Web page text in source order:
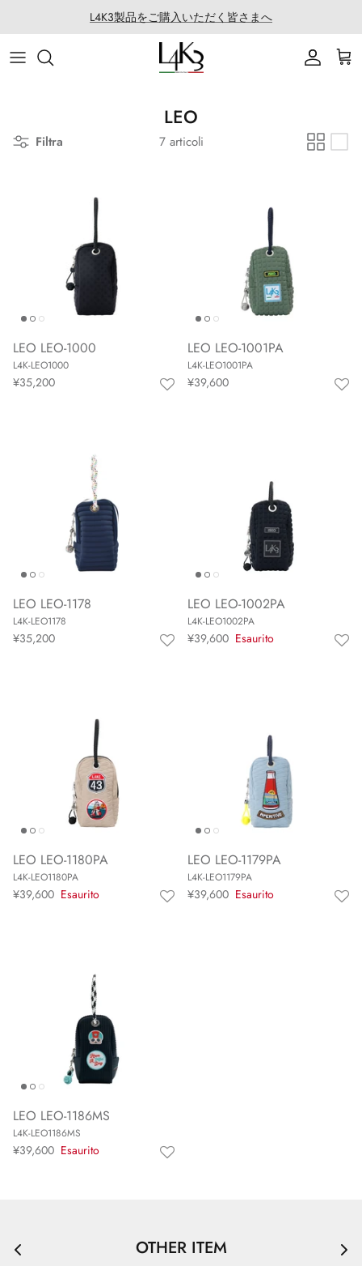
contenuto
L4K3製品をご購入いただく皆さまへ
ITEM
ACCESSORY
COLLABORATION
STORY
FEATURES
MACARON series
CLEAT TOTE series
BACK PACK series
SECCHIELLO series
About LABORATORIO
Rope Arrange
LEO
Filtra 7 articoli
LEO LEO-1000
L4K-LEO1000
¥35,200
LEO LEO-1001PA
L4K-LEO1001PA
¥39,600
LEO LEO-1178
L4K-LEO1178
¥35,200
LEO LEO-1002PA
L4K-LEO1002PA
¥39,600 Esaurito
LEO LEO-1180PA
L4K-LEO1180PA
¥39,600 Esaurito
LEO LEO-1179PA
L4K-LEO1179PA
¥39,600 Esaurito
LEO LEO-1186MS
L4K-LEO1186MS
¥39,600 Esaurito
OTHER ITEM